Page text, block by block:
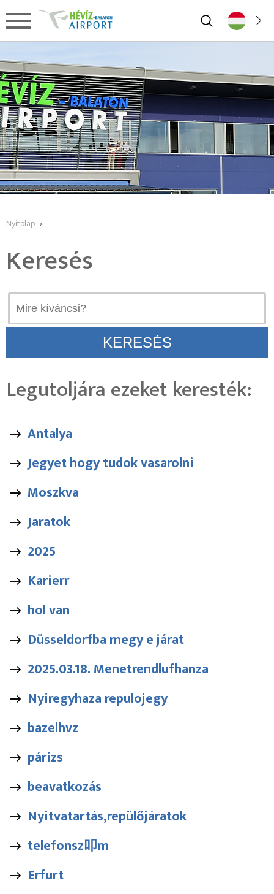
Nyitólap ›
Keresés
Legutoljára ezeket keresték:
Antalya
Jegyet hogy tudok vasarolni
Moszkva
Jaratok
2025
Karierr
hol van
Düsseldorfba megy e járat
2025.03.18. Menetrendlufhanza
Nyiregyhaza repulojegy
bazelhvz
párizs
beavatkozás
Nyitvatartás,repülőjáratok
telefonsz叩m
Erfurt